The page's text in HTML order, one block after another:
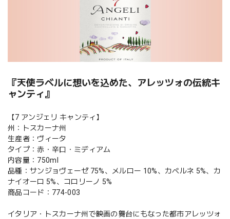
『天使ラベルに想いを込めた、アレッツォの伝統キ
ャンティ』
【7 アンジェリ キャンティ】
州：トスカーナ州
生産者：ヴィータ
タイプ：赤・辛口・ミディアム
内容量：750ml
品種：サンジョヴェーゼ 75%、メルロー 10%、カベルネ 5%、カ
ナイオーロ 5%、コロリーノ 5%
商品コード：774-003
イタリア・トスカーナ州で映画の舞台にもなった都市アレッツォ